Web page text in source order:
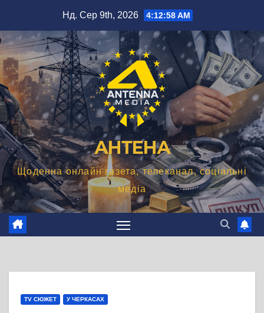
вмісту
Нд. Сер 9th, 2026 4:12:59 AM
АНТЕНА
Щоденна онлайн газета, телеканал, соціальні
медіа
TV СЮЖЕТ У ЧЕРКАСАХ